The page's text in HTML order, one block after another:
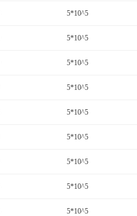
5*10^5
5*10^5
5*10^5
5*10^5
5*10^5
5*10^5
5*10^5
5*10^5
5*10^5